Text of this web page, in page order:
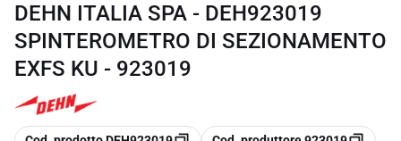
DEHN ITALIA SPA - DEH923019
SPINTEROMETRO DI SEZIONAMENTO
EXFS KU - 923019
copia copia